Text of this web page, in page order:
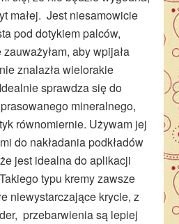
małej. Jest niesamowicie
pod dotykiem palców,
aby wpijała
znalazła wielorakie
sprawdza się do
mineralnego,
równomiernie. Używam jej
do nakładania podkładów
jest idealna do aplikacji
typu kremy zawsze
niewystarczające krycie, z
przebarwienia są lepiej